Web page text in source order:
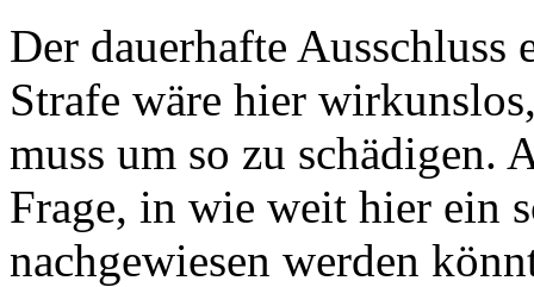
Der dauerhafte Ausschluss
Strafe wäre hier
muss um so zu schädigen.
Frage, in wie weit hier ein
nachgewiesen werden